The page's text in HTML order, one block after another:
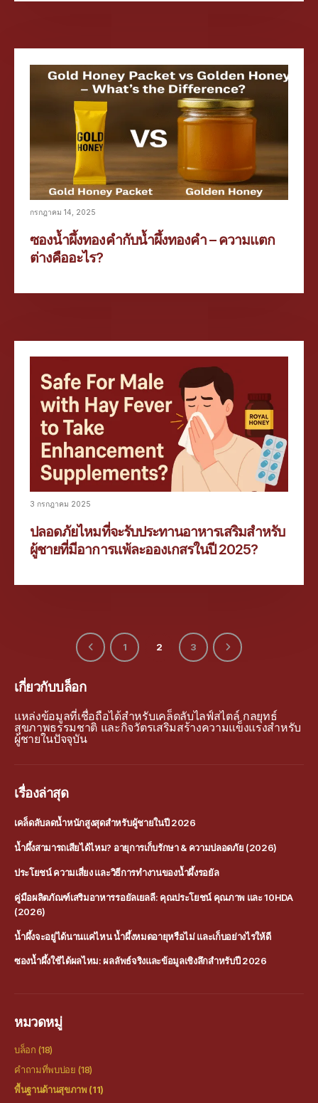
กรกฎาคม 14, 2025
ซองน้ำผึ้งทองคำกับน้ำผึ้งทองคำ – ความแตก
ต่างคืออะไร?
3 กรกฎาคม 2025
ปลอดภัยไหมที่จะรับประทานอาหารเสริมสำหรับ
ผู้ชายที่มีอาการแพ้ละอองเกสรในปี 2025?
1 2 3
เกี่ยวกับบล็อก
แหล่งข้อมูลที่เชื่อถือได้สำหรับเคล็ดลับไลฟ์สไตล์ กลยุทธ์
สุขภาพธรรมชาติ และกิจวัตรเสริมสร้างความแข็งแรงสำหรับ
ผู้ชายในปัจจุบัน
เรื่องล่าสุด
เคล็ดลับลดน้ำหนักสูงสุดสำหรับผู้ชายในปี 2026
น้ำผึ้งสามารถเสียได้ไหม? อายุการเก็บรักษา & ความปลอดภัย (2026)
ประโยชน์ ความเสี่ยง และวิธีการทำงานของน้ำผึ้งรอยัล
คู่มือผลิตภัณฑ์เสริมอาหารรอยัลเยลลี: คุณประโยชน์ คุณภาพ และ 10HDA
(2026)
น้ำผึ้งจะอยู่ได้นานแค่ไหน น้ำผึ้งหมดอายุหรือไม่ และเก็บอย่างไรให้ดี
ซองน้ำผึ้งใช้ได้ผลไหม: ผลลัพธ์จริงและข้อมูลเชิงลึกสำหรับปี 2026
หมวดหมู่
บล็อก (18)
คำถามที่พบบ่อย (18)
พื้นฐานด้านสุขภาพ(11)